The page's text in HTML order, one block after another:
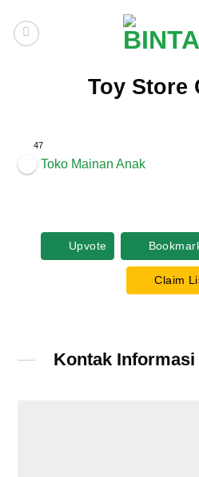
content
Toy Store
47
Toko Mainan Anak
Upvote
Claim
Kontak Informasi